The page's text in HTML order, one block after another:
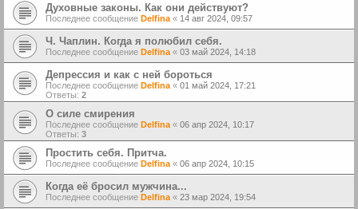
Духовные законы. Как они действуют?
Последнее сообщение Delfina « 14 авг 2024, 09:57
Ч. Чаплин. Когда я полюбил себя.
Последнее сообщение Delfina « 03 май 2024, 14:18
Депрессия и как с ней бороться
Последнее сообщение Delfina « 01 май 2024, 17:21
Ответы: 2
О силе смирения
Последнее сообщение Delfina « 06 апр 2024, 10:17
Ответы: 3
Простить себя. Притча.
Последнее сообщение Delfina « 06 апр 2024, 10:15
Когда её бросил мужчина...
Последнее сообщение Delfina « 23 мар 2024, 19:54